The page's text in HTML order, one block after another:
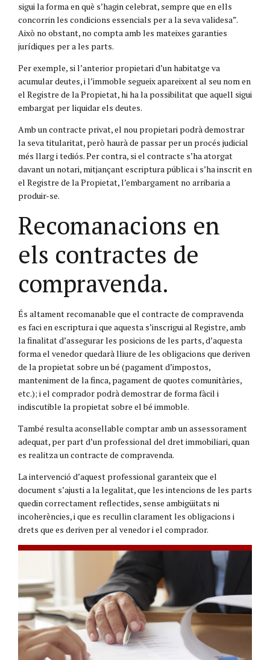
sigui la forma en què s’hagin celebrat, sempre que en ells
concorrin les condicions essencials per a la seva validesa”.
Això no obstant, no compta amb les mateixes garanties
jurídiques per a les parts.
Per exemple, si l’anterior propietari d’un habitatge va
acumular deutes, i l’immoble segueix apareixent al seu nom en
el Registre de la Propietat, hi ha la possibilitat que aquell sigui
embargat per liquidar els deutes.
Amb un contracte privat, el nou propietari podrà demostrar
la seva titularitat, però haurà de passar per un procés judicial
més llarg i tediós. Per contra, si el contracte s’ha atorgat
davant un notari, mitjançant escriptura pública i s’ha inscrit en
el Registre de la Propietat, l’embargament no arribaria a
produir-se.
Recomanacions en
els contractes de
compravenda.
És altament recomanable que el contracte de compravenda
es faci en escriptura i que aquesta s’inscrigui al Registre, amb
la finalitat d’assegurar les posicions de les parts, d’aquesta
forma el venedor quedarà lliure de les obligacions que deriven
de la propietat sobre un bé (pagament d’impostos,
manteniment de la finca, pagament de quotes comunitàries,
etc.); i el comprador podrà demostrar de forma fàcil i
indiscutible la propietat sobre el bé immoble.
També resulta aconsellable comptar amb un assessorament
adequat, per part d’un professional del dret immobiliari, quan
es realitza un contracte de compravenda.
La intervenció d’aquest professional garanteix que el
document s’ajusti a la legalitat, que les intencions de les parts
quedin correctament reflectides, sense ambigüitats ni
incoherències, i que es recullin clarament les obligacions i
drets que es deriven per al venedor i el comprador.